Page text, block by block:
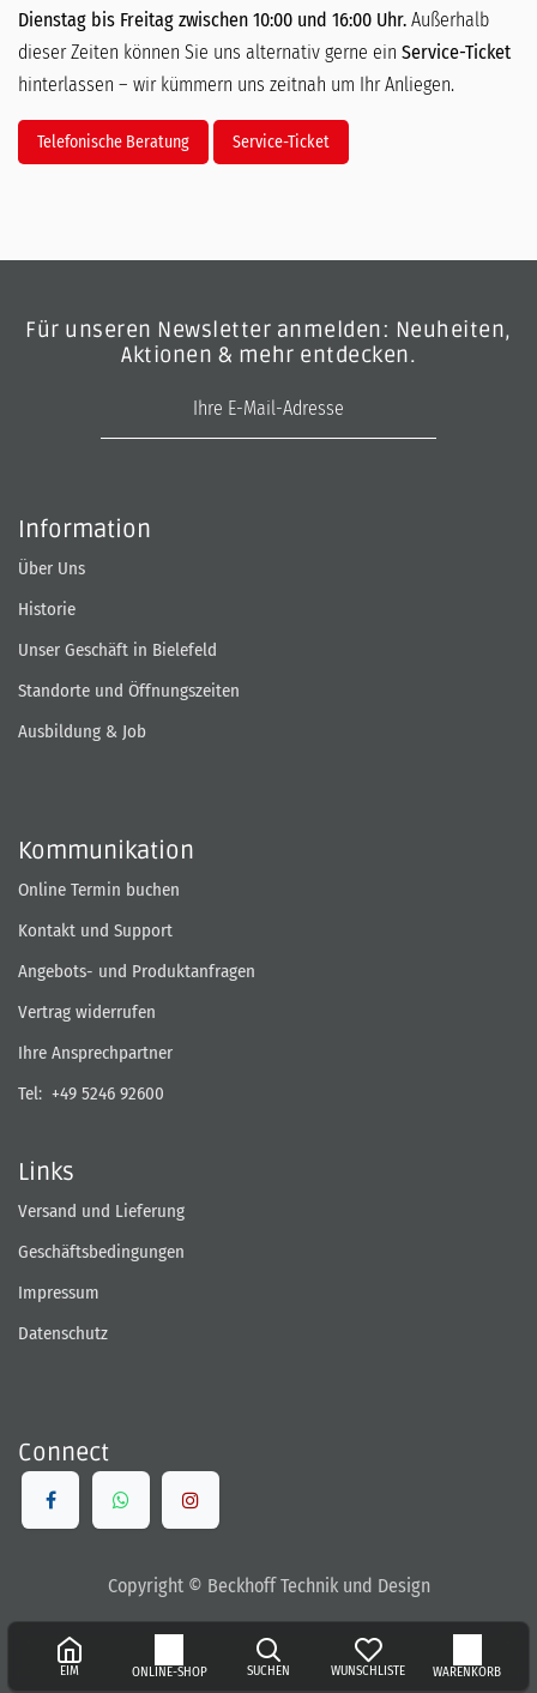
EIM ONLINE-SHOP SUCHEN WUNSCHLISTE WARENKORB
Dienstag bis Freitag zwischen 10:00 und 16:00 Uhr. Außerhalb
dieser Zeiten können Sie uns alternativ gerne ein Service-Ticket
hinterlassen – wir kümmern uns zeitnah um Ihr Anliegen.
Telefonische Beratung Service-Ticket
Für unseren Newsletter anmelden: Neuheiten,
Aktionen & mehr entdecken.
Information
Über Uns
Historie
Unser Geschäft in Bielefeld
Standorte und Öffnungszeiten
Ausbildung & Job
Kommunikation
Online Termin buchen
Kontakt und Support
Angebots- und Produktanfragen
Vertrag widerrufen
Ihre Ansprechpartner
Tel: +49 5246 92600
Links
Versand und Lieferung
Geschäftsbedingungen
Impressum
Datenschutz
Connect
Copyright © Beckhoff Technik und Design